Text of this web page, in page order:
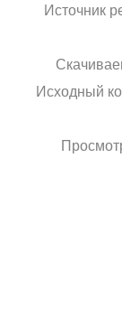
Источник
Исходный